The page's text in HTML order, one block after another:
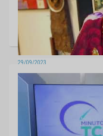
29/09/2023
MINUTO TCE - Edição 130